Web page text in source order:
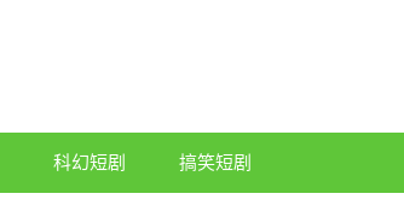
科幻短剧 搞笑短剧